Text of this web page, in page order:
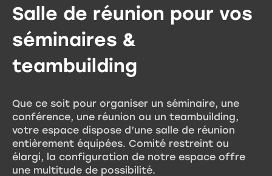
Salle de réunion pour vos
séminaires &
teambuilding
Que ce soit pour organiser un séminaire, une
conférence, une réunion ou un teambuilding,
votre espace dispose d’une salle de réunion
entièrement équipées. Comité restreint ou
élargi, la configuration de notre espace offre
une multitude de possibilité.